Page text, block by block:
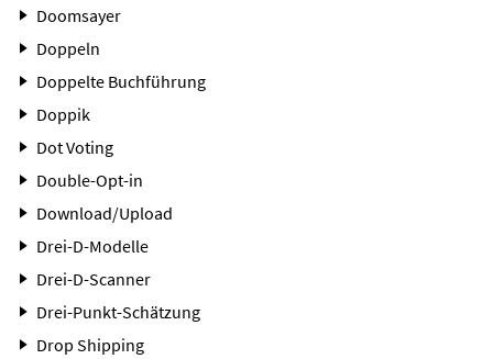
Doomsayer
Doppeln
Doppelte Buchführung
Doppik
Dot Voting
Double-Opt-in
Download/Upload
Drei-D-Modelle
Drei-D-Scanner
Drei-Punkt-Schätzung
Drop Shipping